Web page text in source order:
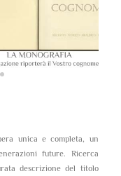
unica e completa, un
future. Ricerca
descrizione del titolo